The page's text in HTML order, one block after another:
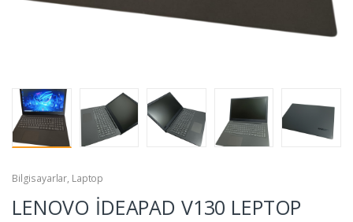
Bilgisayarlar, Laptop
LENOVO İDEAPAD V130 LEPTOP